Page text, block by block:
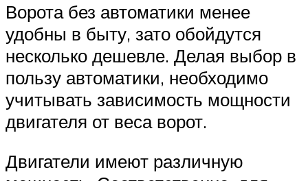
Ворота без автоматики менее
удобны в быту, зато обойдутся
несколько дешевле. Делая выбор в
пользу автоматики, необходимо
учитывать зависимость мощности
двигателя от веса ворот.
Двигатели имеют различную